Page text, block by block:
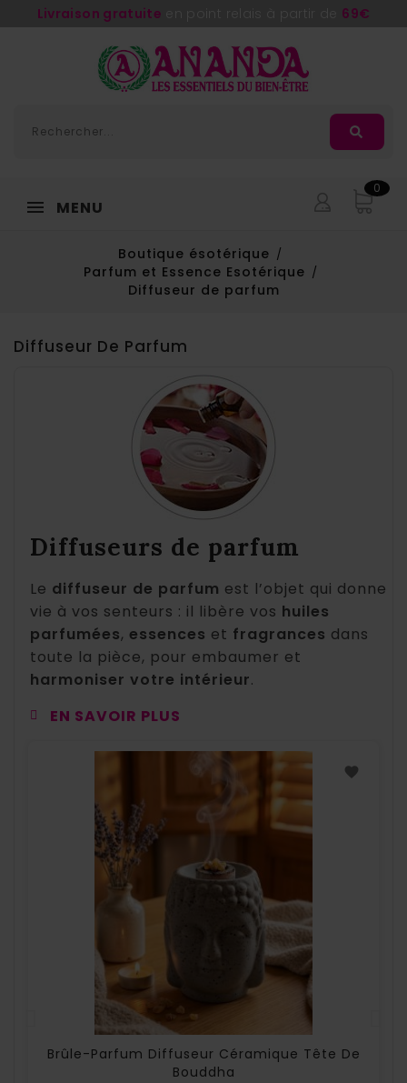
Livraison gratuite 69€
MENU
0
Boutique ésotérique
Parfum et Essence Esotérique
Diffuseur de parfum
Diffuseur De Parfum
Diffuseurs de parfum
Le diffuseur de parfum est l’objet qui donne
vie à vos senteurs : il libère vos huiles
parfumées, essences et fragrances dans
toute la pièce, pour embaumer et
harmoniser votre intérieur.
EN SAVOIR PLUS
Brûle-Parfum Diffuseur Céramique Tête De
Bouddha